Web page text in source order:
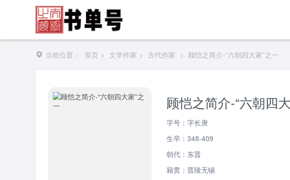
当前位置： 首页 > 文学作家 > 古代作家 > 顾恺之简介-“六朝四大家”之一
顾恺之简介-“六朝四
字号：字长庚
生卒：348-409
朝代：东晋
籍贯：晋陵无锡